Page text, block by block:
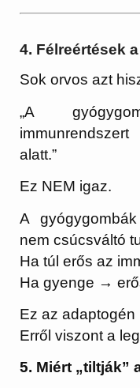
4. Félreértések
Sok orvos azt
„A
alatt.”
Ez NEM igaz.
A
nem csúcsváltó
Ha túl erős az
Ha gyenge →
Ez az
Erről viszont a
5. Miért „tiltják”